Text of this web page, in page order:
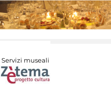
Servizi museali